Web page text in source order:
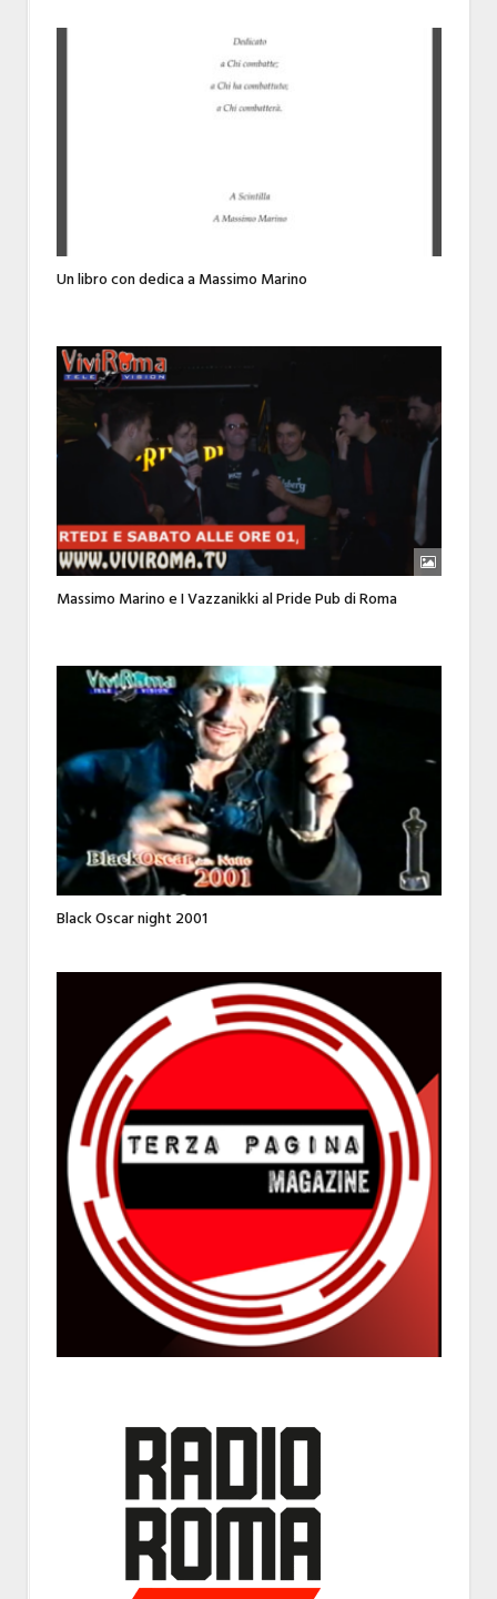
Un libro con dedica a Massimo Marino
Massimo Marino e I Vazzanikki al Pride Pub di Roma
Black Oscar night 2001